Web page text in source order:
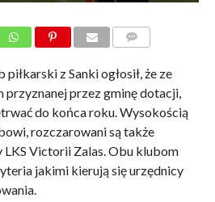
z Sanki ogłosił, że ze
przyznanej przez gminę dotacji,
do końca roku. Wysokością
rozczarowani są także
LKS Victorii Zalas. Obu klubom
jakimi kierują się urzędnicy